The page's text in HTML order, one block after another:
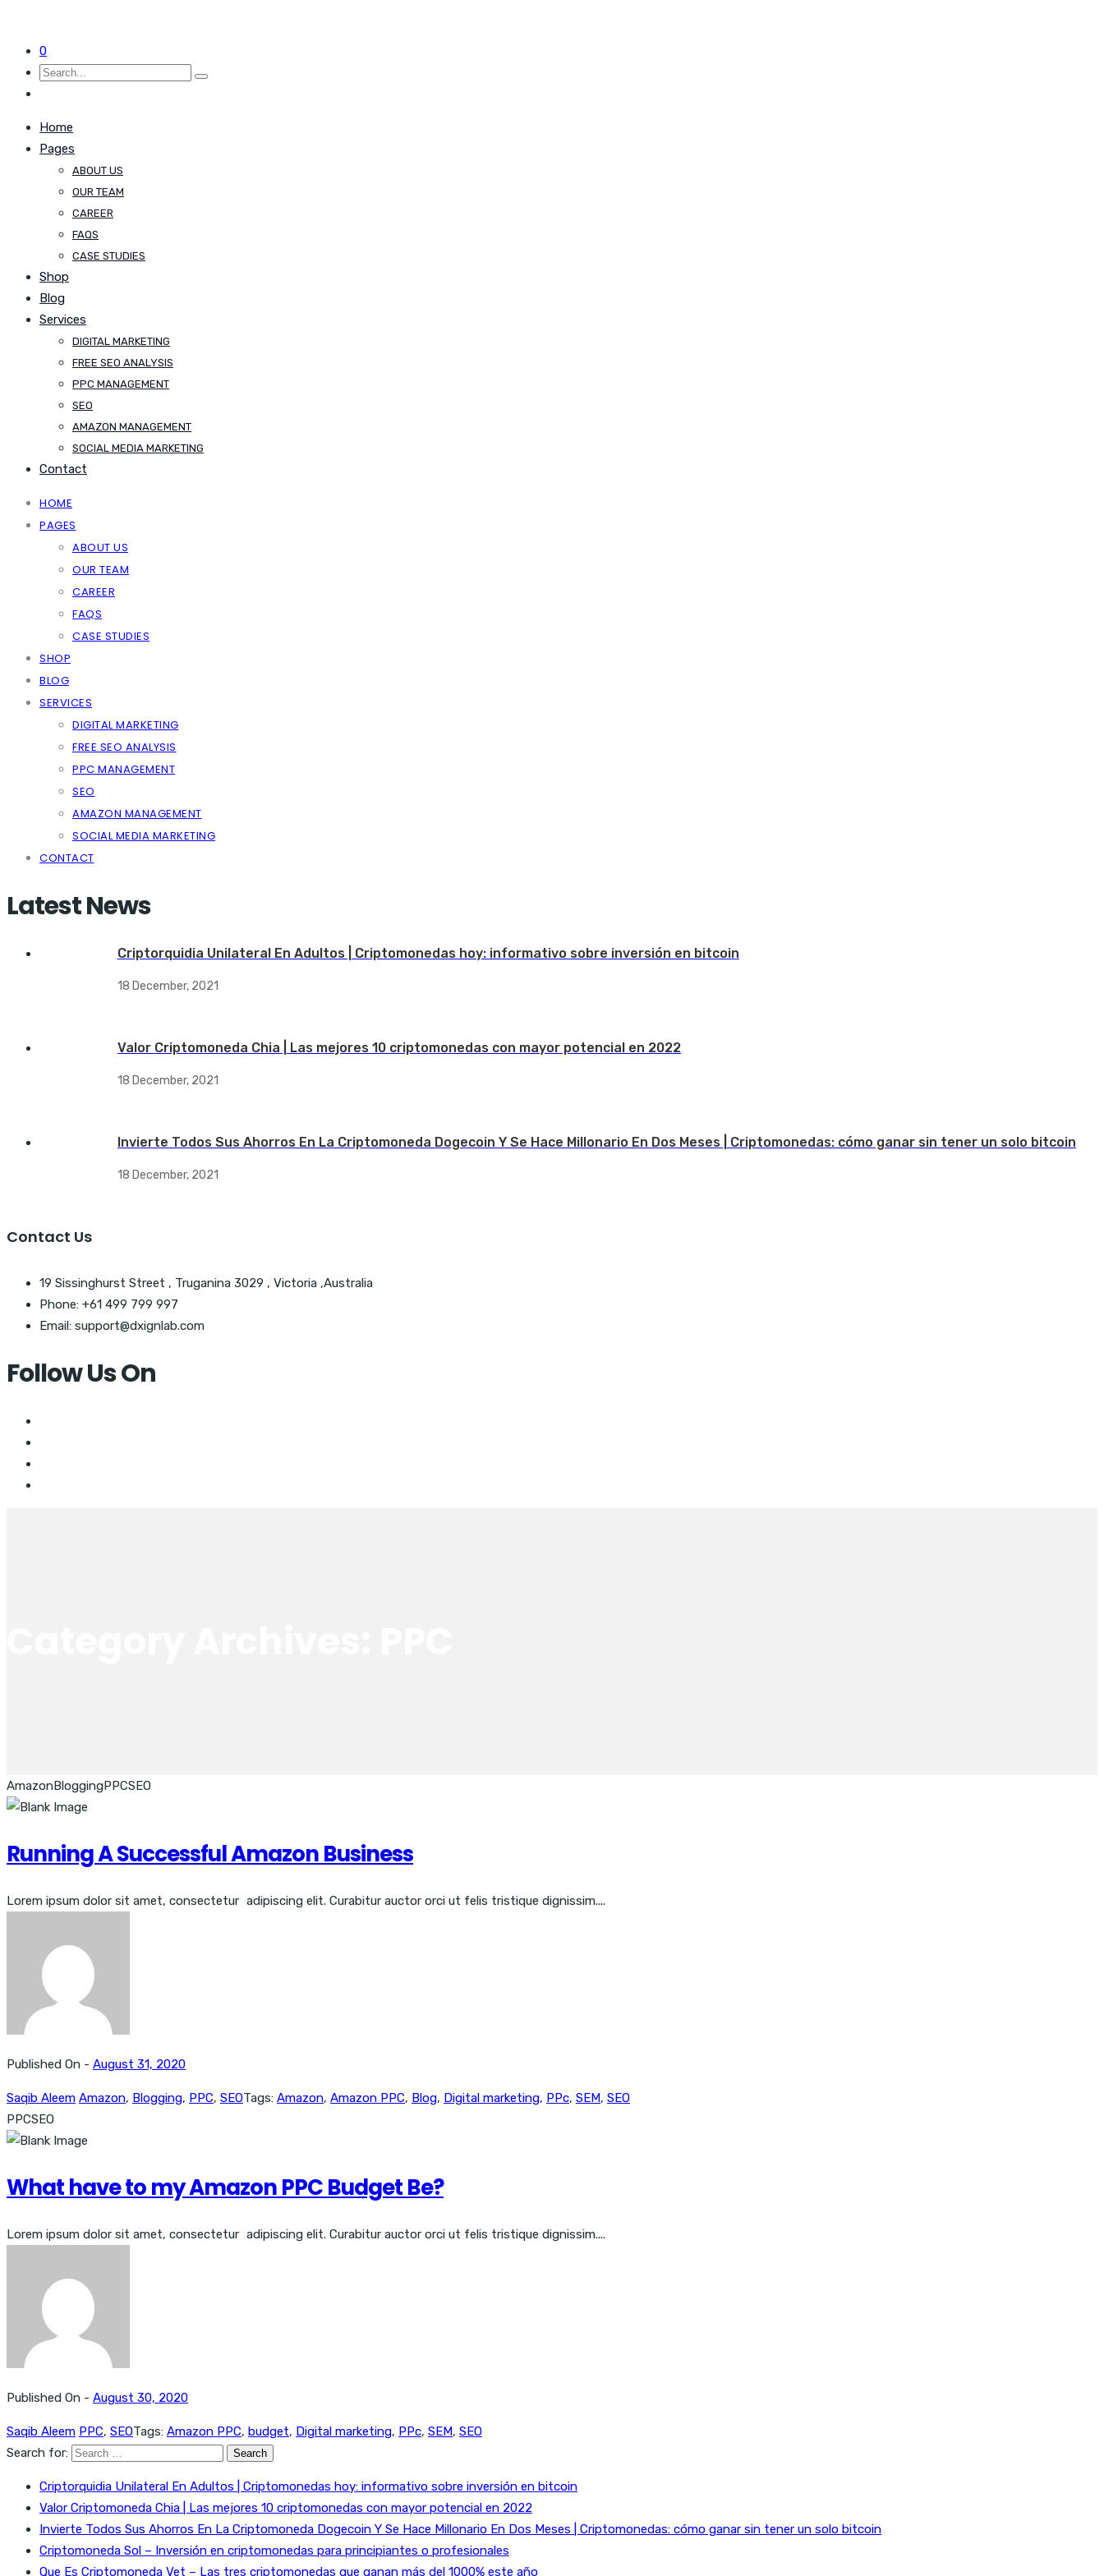
0
Home
Pages
ABOUT US
OUR TEAM
CAREER
FAQS
CASE STUDIES
Shop
Blog
Services
DIGITAL MARKETING
FREE SEO ANALYSIS
PPC MANAGEMENT
SEO
AMAZON MANAGEMENT
SOCIAL MEDIA MARKETING
Contact
HOME
PAGES
ABOUT US
OUR TEAM
CAREER
FAQS
CASE STUDIES
SHOP
BLOG
SERVICES
DIGITAL MARKETING
FREE SEO ANALYSIS
PPC MANAGEMENT
SEO
AMAZON MANAGEMENT
SOCIAL MEDIA MARKETING
CONTACT
Latest News
Criptorquidia Unilateral En Adultos | Criptomonedas hoy: informativo sobre inversión en bitcoin
18 December, 2021
Valor Criptomoneda Chia | Las mejores 10 criptomonedas con mayor potencial en 2022
18 December, 2021
Invierte Todos Sus Ahorros En La Criptomoneda Dogecoin Y Se Hace Millonario En Dos Meses | Criptomonedas: cómo ganar sin tener un solo bitcoin
18 December, 2021
Contact Us
19 Sissinghurst Street , Truganina 3029 , Victoria ,Australia
Phone: +61 499 799 997
Email: support@dxignlab.com
Follow Us On
AmazonBloggingPPCSEO
Running A Successful Amazon Business
Lorem ipsum dolor sit amet, consectetur adipiscing elit. Curabitur auctor orci ut felis tristique dignissim....
Published On - August 31, 2020
Saqib Aleem Amazon, Blogging, PPC, SEOTags: Amazon, Amazon PPC, Blog, Digital marketing, PPc, SEM, SEO
PPCSEO
What have to my Amazon PPC Budget Be?
Lorem ipsum dolor sit amet, consectetur adipiscing elit. Curabitur auctor orci ut felis tristique dignissim....
Published On - August 30, 2020
Saqib Aleem PPC, SEOTags: Amazon PPC, budget, Digital marketing, PPc, SEM, SEO
Search for:
Criptorquidia Unilateral En Adultos | Criptomonedas hoy: informativo sobre inversión en bitcoin
Valor Criptomoneda Chia | Las mejores 10 criptomonedas con mayor potencial en 2022
Invierte Todos Sus Ahorros En La Criptomoneda Dogecoin Y Se Hace Millonario En Dos Meses | Criptomonedas: cómo ganar sin tener un solo bitcoin
Criptomoneda Sol – Inversión en criptomonedas para principiantes o profesionales
Que Es Criptomoneda Vet – Las tres criptomonedas que ganan más del 1000% este año